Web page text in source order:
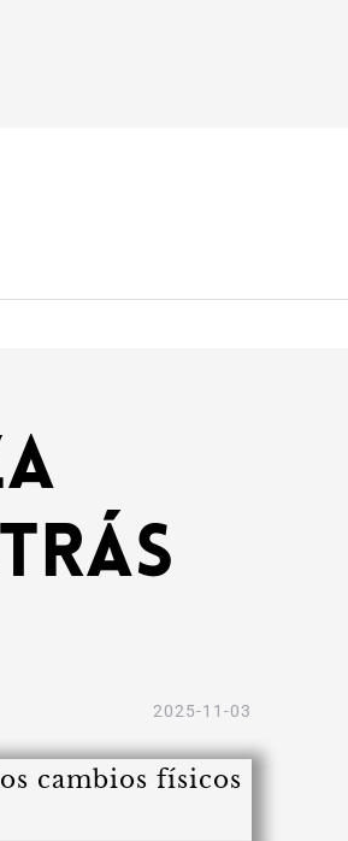
2025-11-03